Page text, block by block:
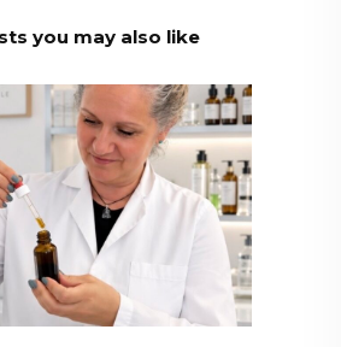
you may also like